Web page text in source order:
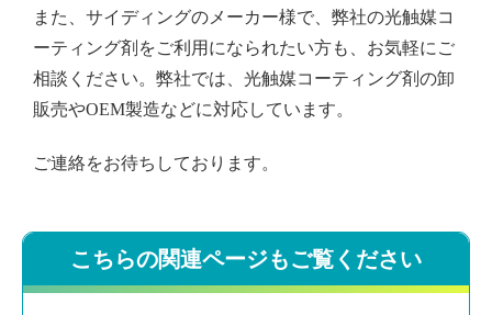
また、サイディングのメーカー様で、弊社の光触媒コ
ーティング剤をご利用になられたい方も、お気軽にご
相談ください。弊社では、光触媒コーティング剤の卸
販売やOEM製造などに対応しています。
ご連絡をお待ちしております。
こちらの関連ページもご覧ください